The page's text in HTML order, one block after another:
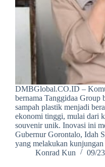
DMBGlobal.CO.ID –
bernama Tanggidaa Group
sampah plastik menjadi
ekonomi tinggi, mulai dari
souvenir unik. Inovasi ini
Gubernur Gorontalo, Idah
yang melakukan
Konrad Kun
09/